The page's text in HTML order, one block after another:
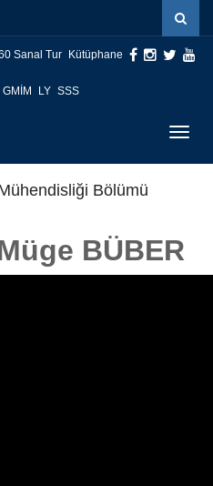
Sanal Tur Kütüphane
GMİM LY SSS
Bölümü
BÜBER